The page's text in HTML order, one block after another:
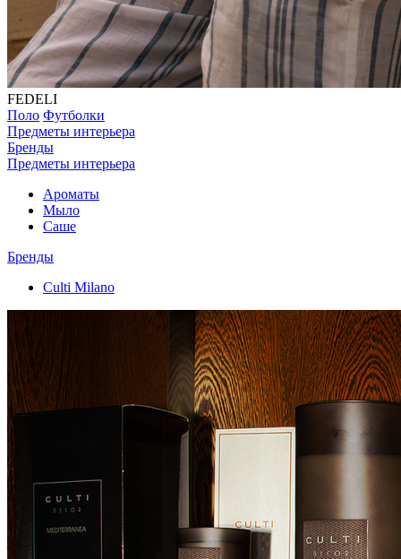
FEDELI
Поло Футболки
Предметы интерьера
Бренды
Предметы интерьера
Ароматы
Мыло
Саше
Бренды
Culti Milano